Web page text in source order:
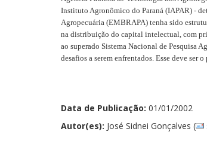
Instituto Agronômico do Paraná (IAPAR) -
Agropecuária (EMBRAPA) tenha sido
na distribuição do capital intelectual, com
ao superado Sistema Nacional de Pesquisa
desafios a serem enfrentados. Esse deve ser
Data de Publicação: 01/01/2002
Autor(es): José Sidnei Gonçalves (